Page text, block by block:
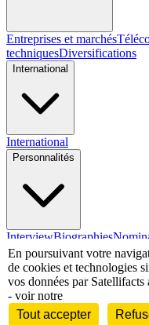
Entreprises et marchés
techniquesDiversifications
International
International
Personnalités
InterviewBiographies
mouvementsDistinctions
(tweets)
Festivals - Évènements
En poursuivant votre
de cookies et technologies
vos données par
- voir notre
Tout accepter